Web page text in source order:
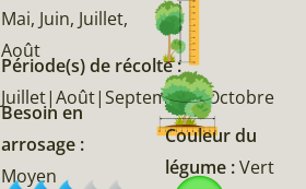
Mai, Juin, Juillet,
Août
Période(s) de récolte :
Juillet|Août|Septembre|Octobre
Besoin en
arrosage :
Moyen
Couleur du
légume :Vert